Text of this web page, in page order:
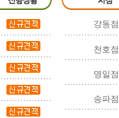
강동점
천호점
명일점
송파점